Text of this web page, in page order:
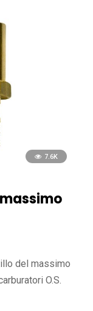
7.6K
del massimo
O.S.